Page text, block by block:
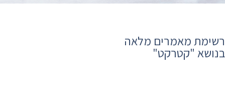
רשימת מאמרים מלאה
בנושא ​"קטרקט"